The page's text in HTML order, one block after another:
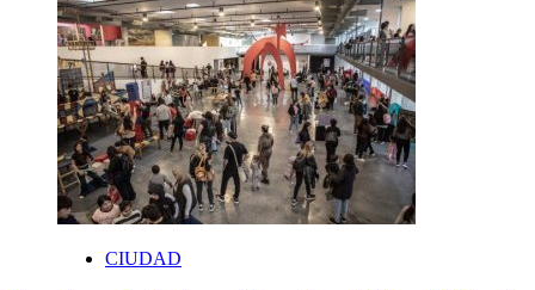
CIUDAD